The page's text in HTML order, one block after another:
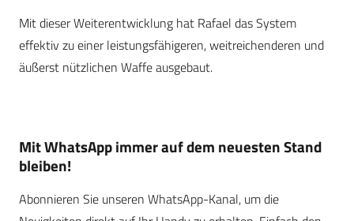
Mit dieser Weiterentwicklung hat Rafael das System
effektiv zu einer leistungsfähigeren, weitreichenderen und
äußerst nützlichen Waffe ausgebaut.
Mit WhatsApp immer auf dem neuesten Stand
bleiben!
Abonnieren Sie unseren WhatsApp-Kanal, um die